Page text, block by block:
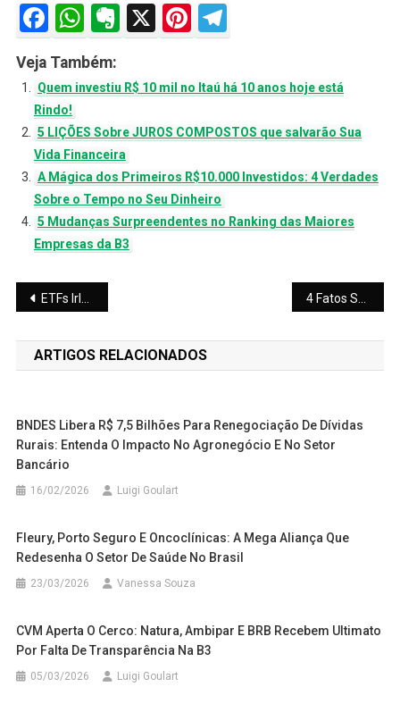
Facebook
WhatsApp
Evernote
X Pinterest
Telegram
Veja Também:
Quem investiu R$ 10 mil no Itaú há 10 anos hoje está
Rindo!
5 LIÇÕES Sobre JUROS COMPOSTOS que salvarão Sua
Vida Financeira
A Mágica dos Primeiros R$10.000 Investidos: 4 Verdades
Sobre o Tempo no Seu Dinheiro
5 Mudanças Surpreendentes no Ranking das Maiores
Empresas da B3
Navegação
de
Post
ETFs Irlandeses: O Segredo dos Investidores para Pagar Menos Imposto 4 Fatos Surpreendentes sobre Juros sobre Capital Próprio (JCP)
ARTIGOS RELACIONADOS
BNDES Libera R$ 7,5 Bilhões Para Renegociação De Dívidas
Rurais: Entenda O Impacto No Agronegócio E No Setor
Bancário
16/02/2026 Luigi Goulart
Fleury, Porto Seguro E Oncoclínicas: A Mega Aliança Que
Redesenha O Setor De Saúde No Brasil
23/03/2026 Vanessa Souza
CVM Aperta O Cerco: Natura, Ambipar E BRB Recebem Ultimato
Por Falta De Transparência Na B3
05/03/2026 Luigi Goulart